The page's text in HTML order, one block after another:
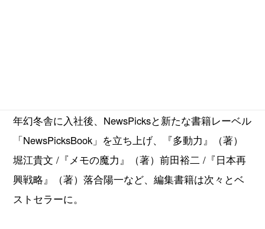
年幻冬舎に入社後、NewsPicksと新たな書籍レーベル
「NewsPicksBook」を立ち上げ、『多動力』（著）
堀江貴文 /『メモの魔力』（著）前田裕二 /『日本再
興戦略』（著）落合陽一など、編集書籍は次々とベ
ストセラーに。